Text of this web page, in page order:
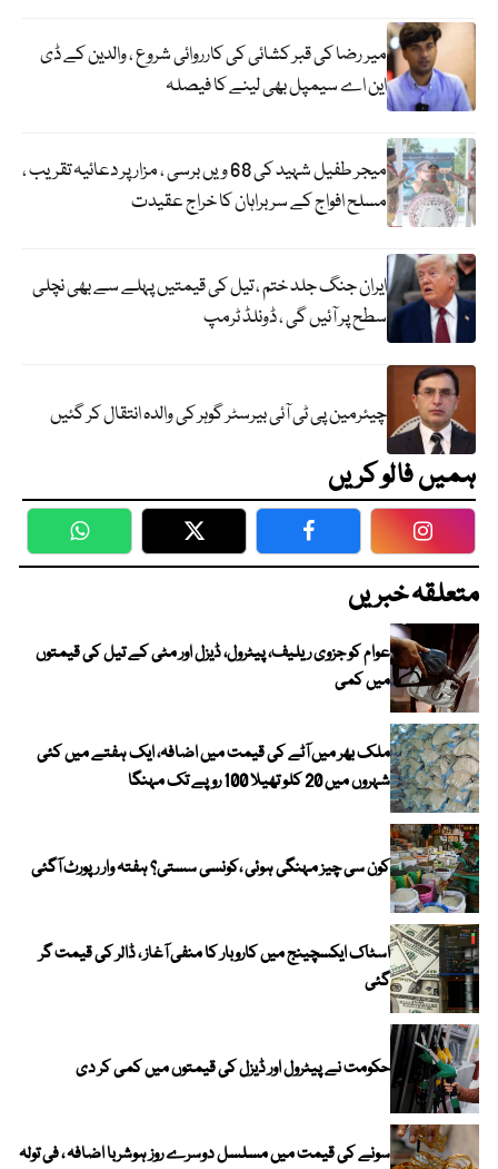
میر رضا کی قبر کشائی کی کارروائی شروع ، والدین کے ڈی
این اے سیمپل بھی لینے کا فیصلہ
میجر طفیل شہید کی 68 ویں برسی ، مزار پر دعائیہ تقریب ،
مسلح افواج کے سربراہان کا خراج عقیدت
ایران جنگ جلد ختم ، تیل کی قیمتیں پہلے سے بھی نچلی
سطح پر آئیں گی ، ڈونلڈ ٹرمپ
چیئرمین پی ٹی آئی بیرسٹر گوہر کی والدہ انتقال کر گئیں
ہمیں فالو کریں
WhatsApp Twitter Facebook
متعلقہ خبریں
عوام کو جزوی ریلیف، پیٹرول، ڈیزل اور مٹی کے تیل کی قیمتوں
میں کمی
ملک بھر میں آٹے کی قیمت میں اضافہ، ایک ہفتے میں کئی
شہروں میں 20 کلو تھیلا 100 روپے تک مہنگا
کون سی چیز مہنگی ہوئی ،کونسی سستی؟ ہفتہ وار رپورٹ آگئی
اسٹاک ایکسچینج میں کاروبار کا منفی آغاز ، ڈالر کی قیمت گر
گئی
حکومت نے پیٹرول اور ڈیزل کی قیمتوں میں کمی کر دی
سونے کی قیمت میں مسلسل دوسرے روز ہوشربا اضافہ ، فی تولہ